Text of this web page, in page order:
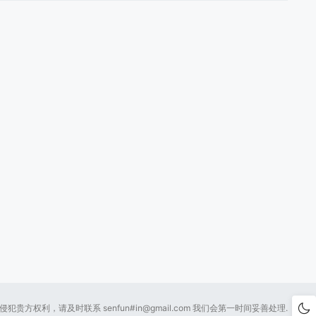
犯贵方权利，请及时联系 senfun#in@gmail.com 我们会第一时间妥善处理.